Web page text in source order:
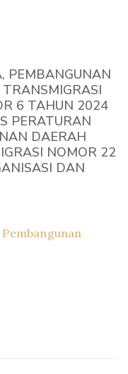
PEMBANGUNAN
6 TAHUN 2024
PERATURAN
DAERAH
NOMOR 22
DAN